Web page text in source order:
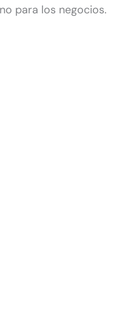
para los negocios.